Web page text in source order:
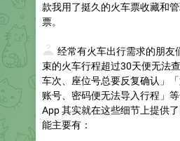
款我用了挺久的火车票收藏和
票。
经常有火车出行需求的朋友
束的火车行程超过30天便无法
车次、座位号总要反复确认」
账号、密码便无法导入行程」
App 其实就在这些细节上提供
能主要有：